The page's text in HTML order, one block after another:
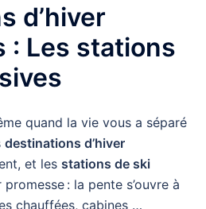
d’hiver
: Les stations
quand la vie vous a séparé
destinations d’hiver
et les stations de ski
: la pente s’ouvre à
chauffées, cabines …